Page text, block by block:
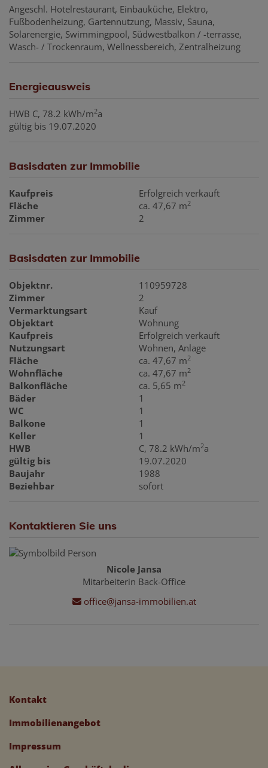
Angeschl. Hotelrestaurant Einbauküche Elektro
Fußbodenheizung Gartennutzung Massiv Sauna
Solarenergie Swimmingpool Südwestbalkon / -terrasse
Wasch- / Trockenraum Wellnessbereich Zentralheizung
Energieausweis
HWB C, 78.2 kWh/m2a
gültig bis 19.07.2020
Basisdaten zur Immobilie
Kaufpreis
Erfolgreich verkauft
Fläche
ca. 47,67 m2
Zimmer 2
Basisdaten zur Immobilie
Objektnr.
110959728
Zimmer
2
Vermarktungsart
Kauf
Objektart
Wohnung
Kaufpreis
Erfolgreich verkauft
Nutzungsart
Wohnen Anlage
Fläche
ca. 47,67 m2
Wohnfläche ca. 47,67 m2
Balkonfläche ca. 5,65 m2
Bäder
1
WC
1
Balkone
1
Keller
1
HWB
C, 78.2 kWh/m2a
gültig bis
19.07.2020
Baujahr
1988
Beziehbar
sofort
Kontaktieren Sie uns
Nicole Jansa
Mitarbeiterin Back-Office
office@jansa-immobilien.at
Kontakt
Immobilienangebot
Impressum